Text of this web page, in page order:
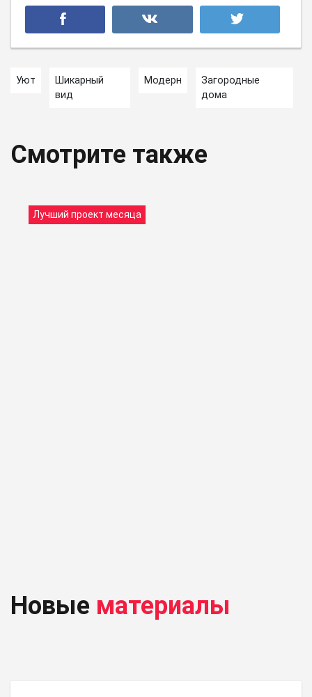
Уют
Шикарный
вид
Модерн
Загородные
дома
Смотрите также
Лучший проект месяца
Новые материалы